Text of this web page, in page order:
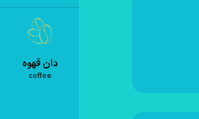
دان قهوه
coffee